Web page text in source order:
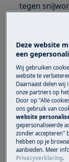
tegen
Draag
veren
Deze website
een
Wij gebruiken
website te
Daarnaast delen
onze partners op
Door op "Alle
ons gebruik van
website
gepersonaliseerde
zonder accepteren"
hebben op je
aanbieden. Meer
Privacyverklaring.